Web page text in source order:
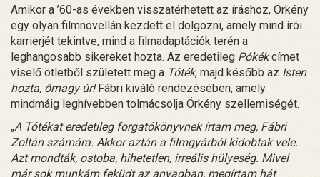
Amikor a ’60-as években visszatérhetett az íráshoz, Örkény
egy olyan filmnovellán kezdett el dolgozni, amely mind írói
karrierjét tekintve, mind a filmadaptációk terén a
leghangosabb sikereket hozta. Az eredetileg Pókékcímet
viselő ötletből született meg a Tóték, majd később az Isten
hozta, őrnagy úr!Fábri kiváló rendezésében, amely
mindmáig leghívebben tolmácsolja Örkény szellemiségét.
„A Tótékat eredetileg forgatókönyvnek írtam meg, Fábri
Zoltán számára. Akkor aztán a filmgyárból kidobtak vele.
Azt mondták, ostoba, hihetetlen, irreális hülyeség. Mivel
már sok munkám feküdt az anyagban, megírtam hát